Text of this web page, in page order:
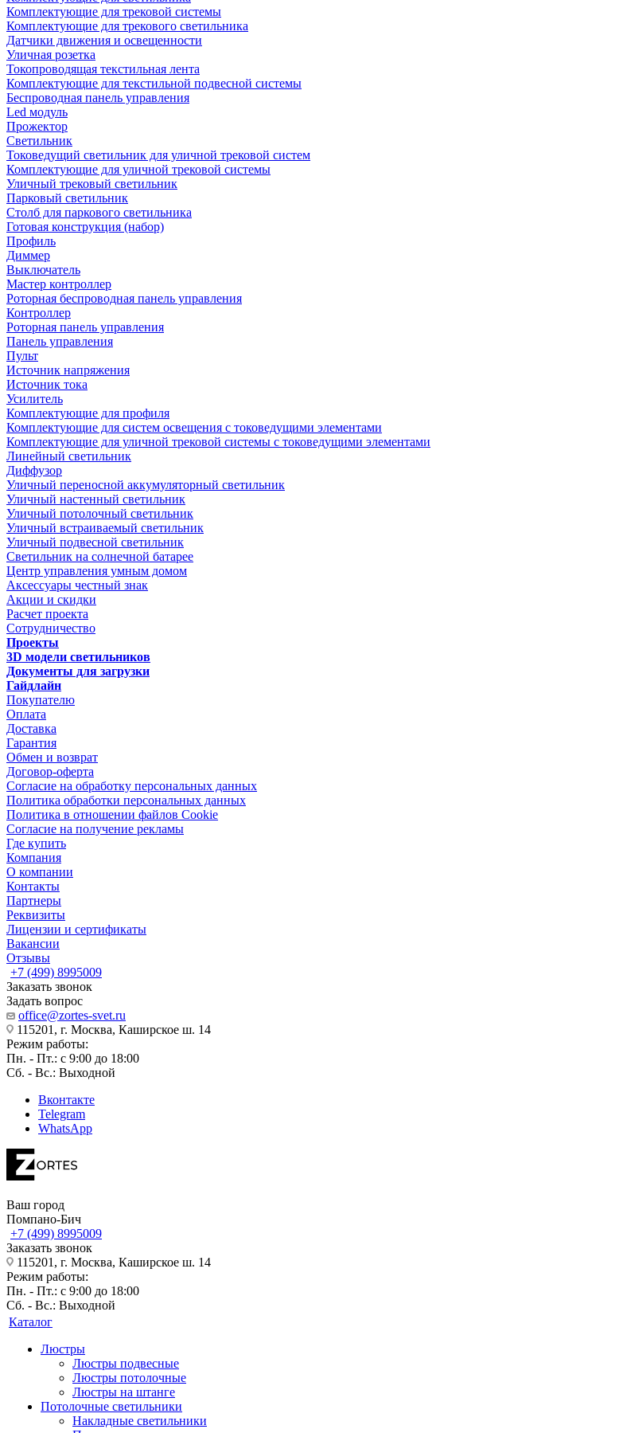
Комплектующие для трековой системы
Комплектующие для трекового светильника
Датчики движения и освещенности
Уличная розетка
Токопроводящая текстильная лента
Комплектующие для текстильной подвесной системы
Беспроводная панель управления
Led модуль
Прожектор
Светильник
Токоведущий светильник для уличной трековой систем
Комплектующие для уличной трековой системы
Уличный трековый светильник
Парковый светильник
Столб для паркового светильника
Готовая конструкция (набор)
Профиль
Диммер
Выключатель
Мастер контроллер
Роторная беспроводная панель управления
Контроллер
Роторная панель управления
Панель управления
Пульт
Источник напряжения
Источник тока
Усилитель
Комплектующие для профиля
Комплектующие для систем освещения с токоведущими элементами
Комплектующие для уличной трековой системы с токоведущими элементами
Линейный светильник
Диффузор
Уличный переносной аккумуляторный светильник
Уличный настенный светильник
Уличный потолочный светильник
Уличный встраиваемый светильник
Уличный подвесной светильник
Светильник на солнечной батарее
Центр управления умным домом
Аксессуары честный знак
Акции и скидки
Расчет проекта
Сотрудничество
Проекты
3D модели светильников
Документы для загрузки
Гайдлайн
Покупателю
Оплата
Доставка
Гарантия
Обмен и возврат
Договор-оферта
Согласие на обработку персональных данных
Политика обработки персональных данных
Политика в отношении файлов Cookie
Согласие на получение рекламы
Где купить
Компания
О компании
Контакты
Партнеры
Реквизиты
Лицензии и сертификаты
Вакансии
Отзывы
+7 (499) 8995009
Заказать звонок
Задать вопрос
office@zortes-svet.ru
115201, г. Москва, Каширское ш. 14
Режим работы:
Пн. - Пт.: с 9:00 до 18:00
Сб. - Вс.: Выходной
Вконтакте
Telegram
WhatsApp
Ваш город
Помпано-Бич
+7 (499) 8995009
Заказать звонок
115201, г. Москва, Каширское ш. 14
Режим работы:
Пн. - Пт.: с 9:00 до 18:00
Сб. - Вс.: Выходной
Каталог
Люстры
Люстры подвесные
Люстры потолочные
Люстры на штанге
Потолочные светильники
Накладные светильники